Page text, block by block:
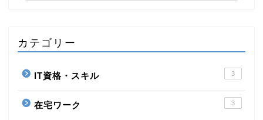
カテゴリー
IT資格・スキル 3
在宅ワーク 3